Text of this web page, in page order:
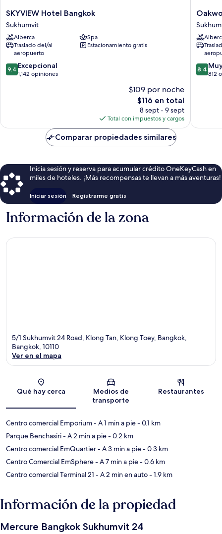
SKYVIEW
Hotel
Bangkok
Sukhumvit
SKYVIEW Hotel Bangkok
Sukhumvit
Alberca
Spa
Traslado del/al
aeropuerto
Estacionamiento gratis
9.4
de
9.4 Excepcional
1,142 opiniones
$109 por noche
El
precio
actual
es
de
$116
$116 en total
8 sept - 9 sept
Total con impuestos y cargos
24
8.4
de
8.4
812
Comparar propiedades similares
Inicia sesión y reserva para acumular crédito OneKeyCash en
miles de hoteles. ¡Más recompensas te llevan a más aventuras!
Iniciar sesión Registrarme gratis
Información de la zona
5/1 Sukhumvit 24 Road, Klong Tan, Klong Toey, Bangkok,
Bangkok, 10110
Ver en el mapa
Qué hay cerca
Medios de
transporte
Restaurantes
Centro comercial Emporium- A 1 min a pie- 0.1 km
Parque Benchasiri- A 2 min a pie- 0.2 km
Centro comercial EmQuartier- A 3 min a pie- 0.3 km
Centro Comercial EmSphere- A 7 min a pie- 0.6 km
Centro comercial Terminal 21 - A 2 min en auto- 1.9 km
Información de la propiedad
Mercure Bangkok Sukhumvit 24